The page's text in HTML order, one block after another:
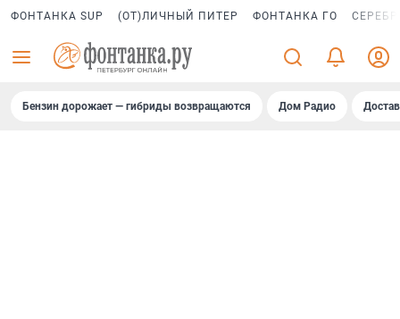
ФОНТАНКА SUP (ОТ)ЛИЧНЫЙ ПИТЕР ФОНТАНКА ГО
Бензин дорожает — гибриды возвращаются Дом Радио